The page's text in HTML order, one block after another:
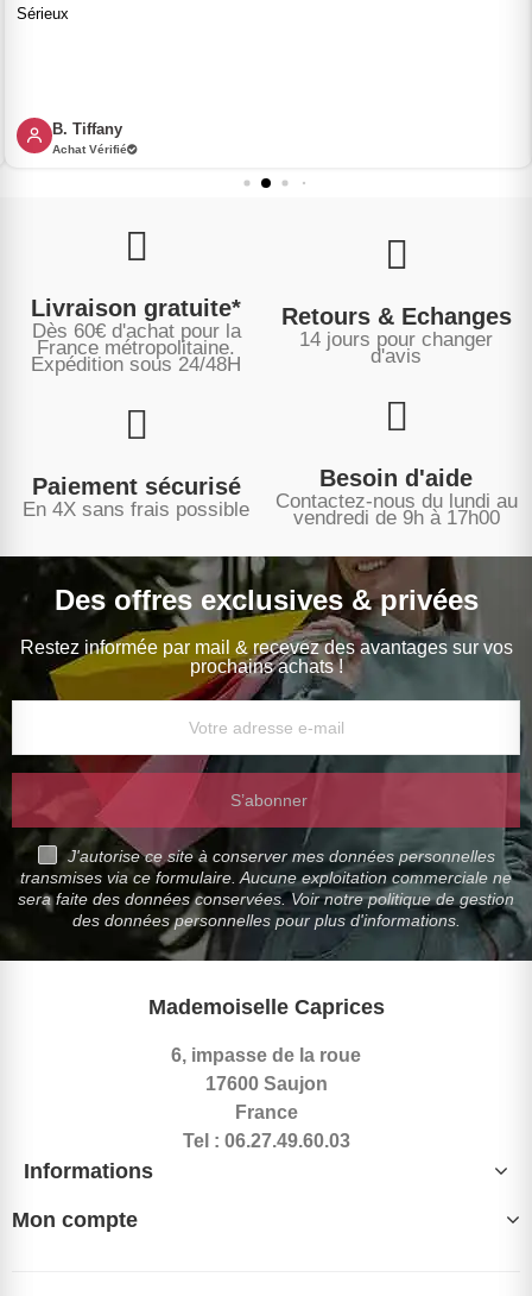
Sérieux
B. Tiffany
Achat Vérifié
Livraison gratuite*
Dès 60€ d'achat pour la
France métropolitaine.
Expédition sous 24/48H
Retours & Echanges
14 jours pour changer
d'avis
Paiement sécurisé
En 4X sans frais possible
Besoin d'aide
Contactez-nous du lundi au
vendredi de 9h à 17h00
Des offres exclusives & privées
Restez informée par mail & recevez des avantages sur vos
prochains achats !
S’abonner
J'autorise ce site à conserver mes données personnelles
transmises via ce formulaire. Aucune exploitation commerciale ne
sera faite des données conservées. Voir notre politique de gestion
des données personnelles pour plus d'informations.
Mademoiselle Caprices
6, impasse de la roue
17600 Saujon
France
Tel : 06.27.49.60.03
Informations
Mon compte